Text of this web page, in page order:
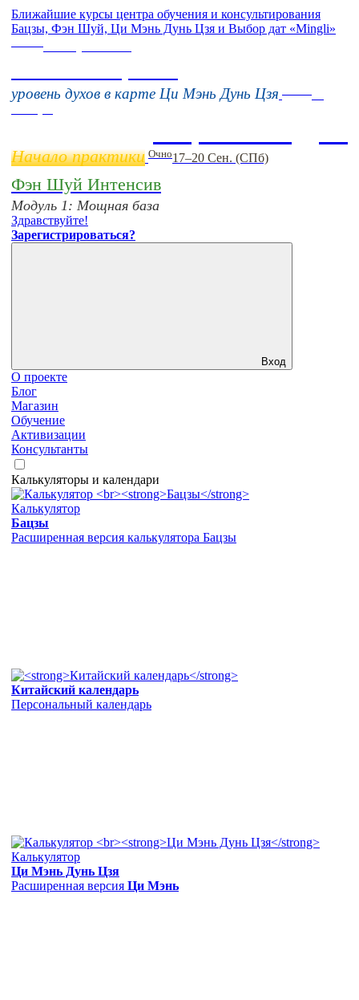
Ближайшие курсы центра обучения и консультирования
Бацзы, Фэн Шуй, Ци Мэнь Дунь Цзя и Выбор дат «Mingli»
уровень духов в карте Ци Мэнь Дунь Цзя
Начало практики Очно17–20 Сен. (СПб)
Фэн Шуй Интенсив
Модуль 1: Мощная база
Здравствуйте!
Зарегистрироваться?
Вход
О проекте
Блог
Магазин
Обучение
Активизации
Консультанты
Калькуляторы и календари
Калькулятор
Бацзы
Расширенная версия калькулятора Бацзы
Китайский календарь
Персональный календарь
Калькулятор
Ци Мэнь Дунь Цзя
Расширенная версия Ци Мэнь